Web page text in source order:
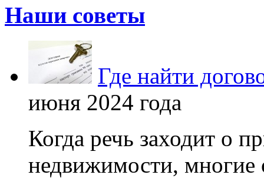
Наши советы
Где найти
июня 2024 года
Когда речь заходит о
недвижимости,